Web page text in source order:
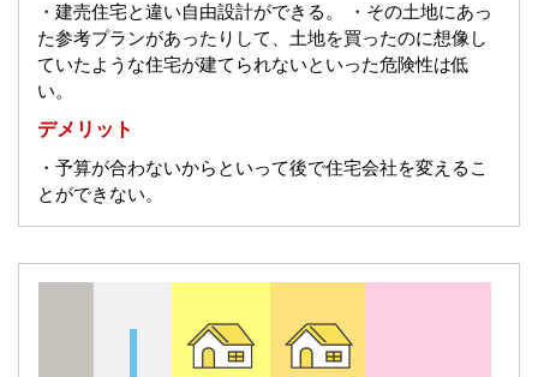
・建売住宅と違い自由設計ができる。
・その土地にあっ
た参考プランがあったりして、土地を買ったのに想像し
ていたような住宅が建てられないといった危険性は低
い。
デメリット
・予算が合わないからといって後で住宅会社を変えるこ
とができない。